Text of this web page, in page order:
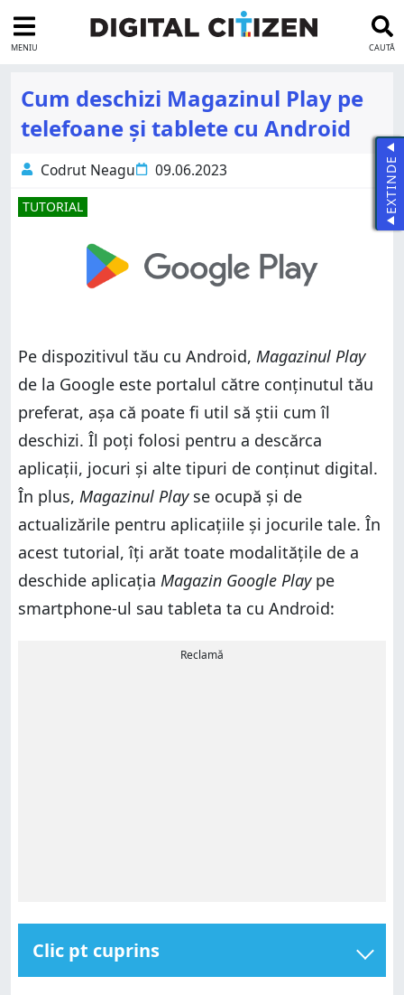
MENIU CAUTĂ
Cum deschizi Magazinul Play pe
telefoane și tablete cu Android
Codrut Neagu 09.06.2023
TUTORIAL
Pe dispozitivul tău cu Android, Magazinul Play
de la Google este portalul către conținutul tău
preferat, așa că poate fi util să știi cum îl
deschizi. Îl poți folosi pentru a descărca
aplicații, jocuri și alte tipuri de conținut digital.
În plus, Magazinul Playse ocupă și de
actualizările pentru aplicațiile și jocurile tale. În
acest tutorial, îți arăt toate modalitățile de a
deschide aplicația Magazin Google Plaype
smartphone-ul sau tableta ta cu Android:
Reclamă
Clic pt cuprins
EXTINDE